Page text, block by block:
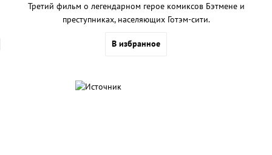
Третий фильм о легендарном герое комиксов Бэтмене и
преступниках, населяющих Готэм-сити.
В избранное